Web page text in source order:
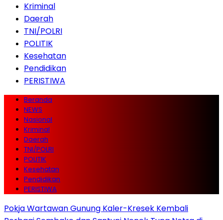
Kriminal
Daerah
TNI/POLRI
POLITIK
Kesehatan
Pendidikan
PERISTIWA
Beranda
NEWS
Nasional
Kriminal
Daerah
TNI/POLRI
POLITIK
Kesehatan
Pendidikan
PERISTIWA
Pokja Wartawan Gunung Kaler-Kresek Kembali